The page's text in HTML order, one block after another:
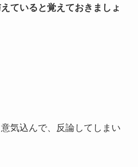
ていると覚えておきましょ
意気込んで、反論してしまい